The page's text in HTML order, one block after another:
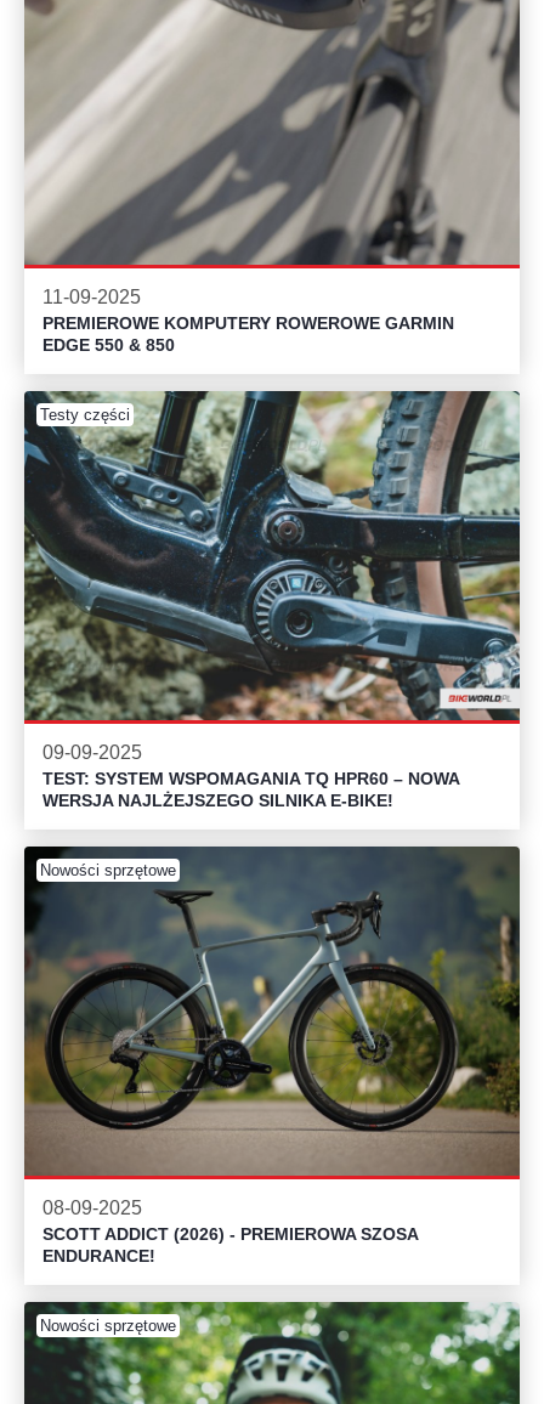
11-09-2025
PREMIEROWE KOMPUTERY ROWEROWE GARMIN
EDGE 550 & 850
Testy części
09-09-2025
TEST: SYSTEM WSPOMAGANIA TQ HPR60 – NOWA
WERSJA NAJLŻEJSZEGO SILNIKA E-BIKE!
Nowości sprzętowe
08-09-2025
SCOTT ADDICT (2026) - PREMIEROWA SZOSA
ENDURANCE!
Nowości sprzętowe